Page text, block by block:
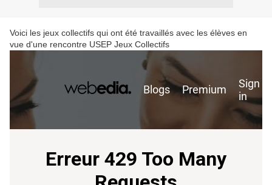
Voici les jeux collectifs qui ont été travaillés avec les élèves en
vue d'une rencontre USEP Jeux Collectifs